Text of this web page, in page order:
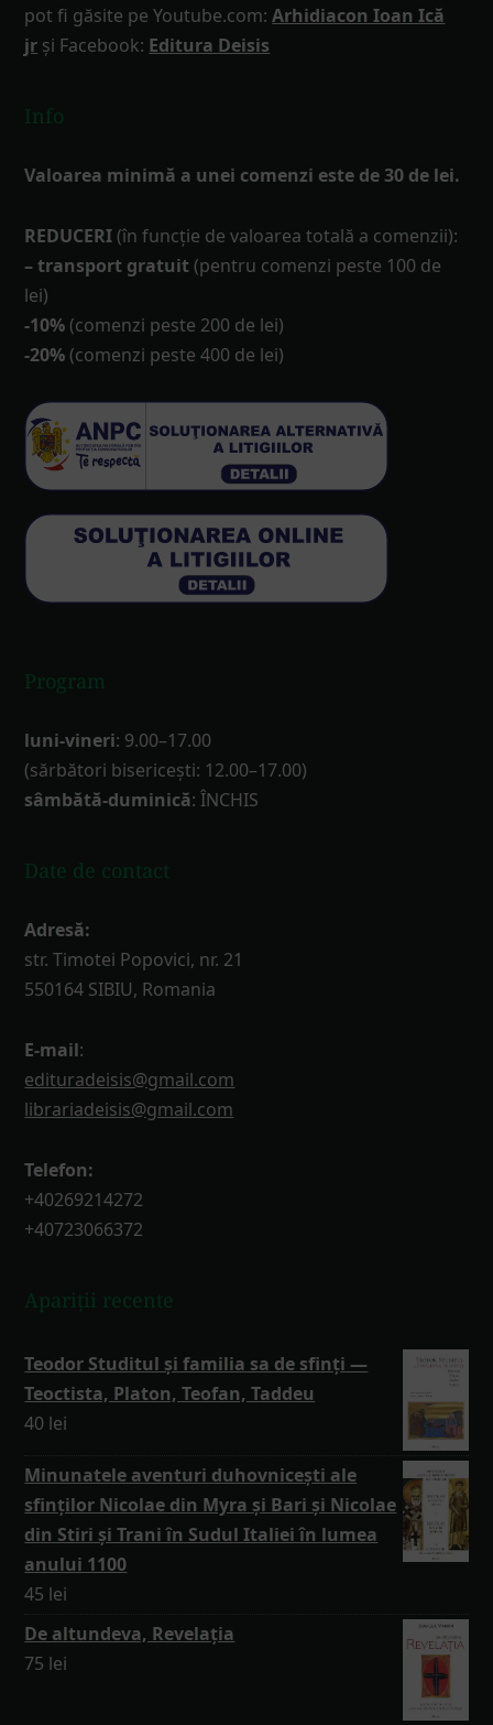
pot fi găsite pe Youtube.com:Arhidiacon Ioan Ică
jr și Facebook: Editura Deisis
Info
Valoarea minimă a unei comenzi este de 30 de lei.
REDUCERI (în funcţie de valoarea totală a comenzii):
– transport gratuit (pentru comenzi peste 100 de
lei)
-10% (comenzi peste 200 de lei)
-20% (comenzi peste 400 de lei)
Program
luni-vineri: 9.00–17.00
(sărbători bisericești: 12.00–17.00)
sâmbătă-duminică: ÎNCHIS
Date de contact
Adresă:
str. Timotei Popovici, nr. 21
550164 SIBIU, Romania
E-mail:
edituradeisis@gmail.com
librariadeisis@gmail.com
Telefon:
+40269214272
+40723066372
Apariții recente
Teodor Studitul și familia sa de sfinți —
Teoctista, Platon, Teofan, Taddeu
40 lei
Minunatele aventuri duhovnicești ale
sfinților Nicolae din Myra și Bari și Nicolae
din Stiri și Trani în Sudul Italiei în lumea
anului 1100
45 lei
De altundeva, Revelația
75 lei